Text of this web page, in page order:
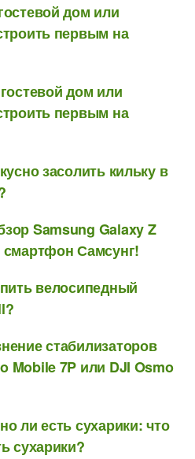
дом или
первым на
дом или
первым на
засолить кильку в
Samsung Galaxy Z
Самсунг!
велосипедный
стабилизаторов
Mobile 7P или DJI Osmo
ли есть сухарики: что
сухарики?